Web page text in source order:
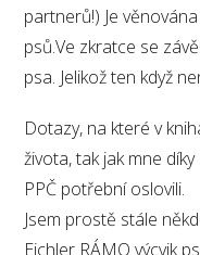
partnerů!) Je
psů.Ve zkratce se
psa. Jelikož ten když
Dotazy, na které v
života, tak jak mne
PPČ potřební oslovili.
Jsem prostě stále
Eichler RÁMO výcvik